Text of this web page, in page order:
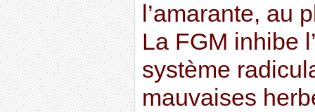
l’amarante, au
La FGM inhibe
système
mauvaises